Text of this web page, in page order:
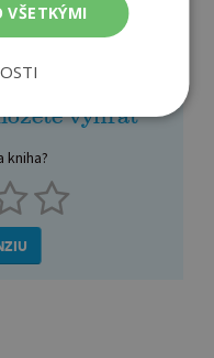
vyhrať
kniha?
VŠETKÝMI